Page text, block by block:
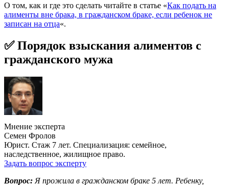
О том, как и где это сделать читайте в статье «Как подать на
алименты вне брака, в гражданском браке, если ребенок не
записан на отца«.
✅ Порядок взыскания алиментов с
гражданского мужа
Мнение эксперта
Семен Фролов
Юрист. Стаж 7 лет. Специализация: семейное,
наследственное, жилищное право.
Задать вопрос эксперту
Вопрос: Я прожила в гражданском браке 5 лет. Ребенку,